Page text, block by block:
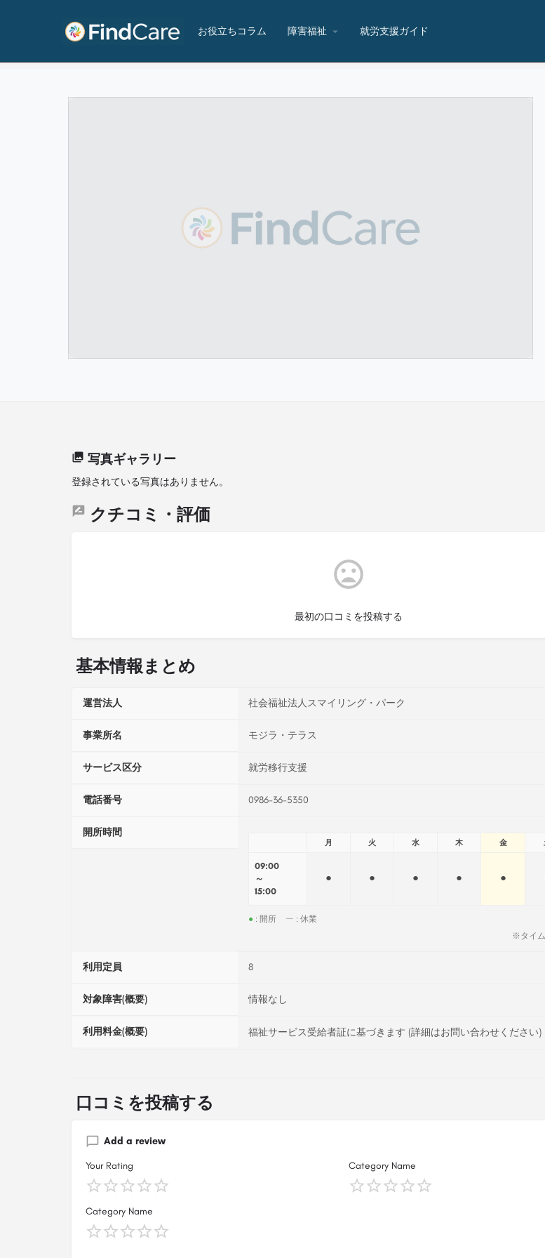
お役立ちコラム 障害福祉 就労支援ガイド
モジラ・テラス
写真ギャラリー
登録されている写真はありません。
クチコミ・評価
最初の口コミを投稿する
基本情報まとめ
運営法人 社会福祉法人スマイリング・パーク
事業所名 モジラ・テラス
サービス区分 就労移行支援
電話番号 0986-36-5350
開所時間
月 火 水 木 金
09:00
～
15:00
● ● ● ● ●
● : 開所 ー : 休業
※タイム
利用定員 8
対象障害(概要) 情報なし
利用料金(概要) 福祉サービス受給者証に基づきます (詳細はお問い合わせください)
口コミを投稿する
Add a review
Your Rating Category Name
Category Name